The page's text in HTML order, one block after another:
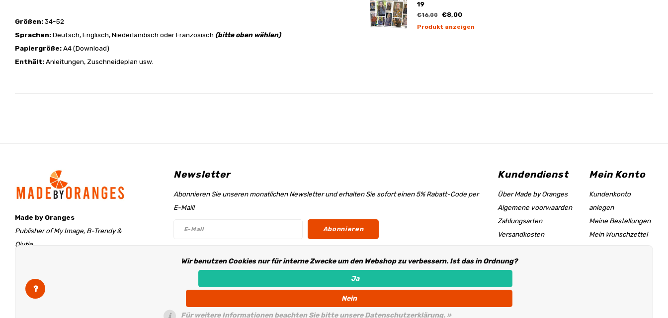
Größen:34-52
Sprachen:Deutsch, Englisch, Niederländisch oder Französisch (bitte oben wählen)
Papiergröße:A4 (Download)
Enthält:Anleitungen, Zuschneideplan usw.
19
€16,00 €8,00
Produkt anzeigen
Made by Oranges
Publisher of My Image, B-Trendy &
Qjutie
The Netherlands
info@madebyoranges.com
Newsletter
Abonnieren Sie unseren monatlichen Newsletter und erhalten Sie sofort einen 5% Rabatt-Code per
E-Mail!
Abonnieren
Folge uns
Kundendienst
Über Made by Oranges
Algemene voorwaarden
Zahlungsarten
Versandkosten
Größentabelle &
Hilfeseite
Händler Informationen
Mein Konto
Kundenkonto
anlegen
Meine Bestellungen
Mein Wunschzettel
Wir benutzen Cookies nur für interne Zwecke um den Webshop zu verbessern. Ist das in Ordnung?
Ja
Nein
Für weitere Informationen beachten Sie bitte unsere Datenschutzerklärung. »